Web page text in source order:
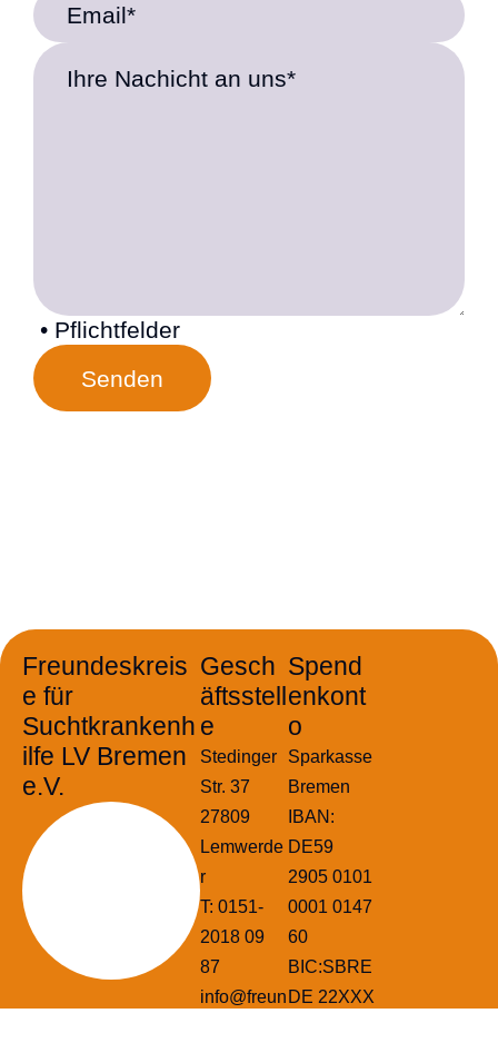
Email*
Ihre Nachicht an uns*
• Pflichtfelder
Freundeskreis
e für
Suchtkrankenh
ilfe LV Bremen
e.V.
Gesch
äftsstell
e
Stedinger
Str. 37
27809
Lemwerde
r
T: 0151-
2018 09
87
info@freun
Spend
enkont
o
Sparkasse
Bremen
IBAN:
DE59
2905 0101
0001 0147
60
BIC:SBRE
DE 22XXX